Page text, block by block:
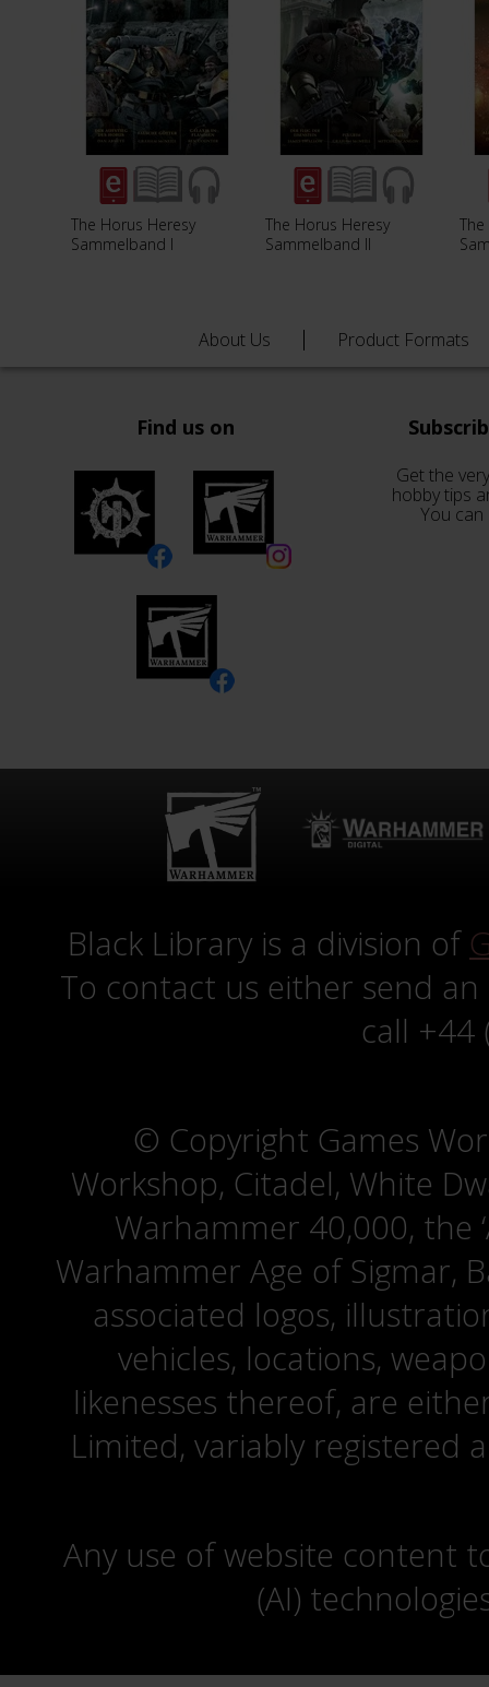
The Horus Heresy
Sammelband I
The Horus Heresy
Sammelband II
About Us Product Formats
Find us on
Get the
hobby tips
You
Black Library is a division of
To contact us either send
call +44
© Copyright Games
Workshop, Citadel, White
Warhammer 40,000, the
Warhammer Age of Sigmar,
associated logos,
vehicles, locations,
likenesses thereof, are
Limited, variably registered
Any use of website content
(AI)